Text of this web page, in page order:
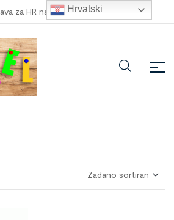
za HR narudžbe veće od 100,00 €
Hrvatski